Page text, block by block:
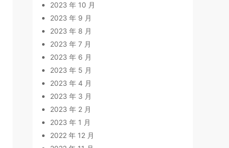
2023 年 10 月
2023 年 9 月
2023 年 8 月
2023 年 7 月
2023 年 6 月
2023 年 5 月
2023 年 4 月
2023 年 3 月
2023 年 2 月
2023 年 1 月
2022 年 12 月